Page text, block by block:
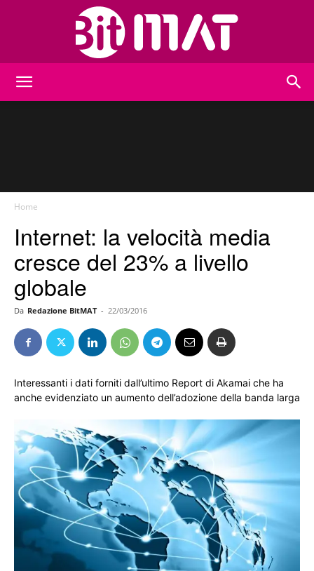
Home
Internet: la velocità media
cresce del 23% a livello
globale
Da Redazione BitMAT - 22/03/2016
Interessanti i dati forniti dall’ultimo Report di Akamai che ha
anche evidenziato un aumento dell’adozione della banda larga